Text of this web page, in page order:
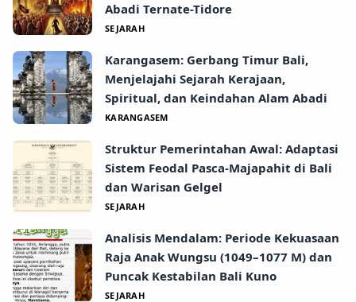
Abadi Ternate-Tidore
SEJARAH
Karangasem: Gerbang Timur Bali,
Menjelajahi Sejarah Kerajaan,
Spiritual, dan Keindahan Alam Abadi
KARANGASEM
Struktur Pemerintahan Awal: Adaptasi
Sistem Feodal Pasca-Majapahit di Bali
dan Warisan Gelgel
SEJARAH
Analisis Mendalam: Periode Kekuasaan
Raja Anak Wungsu (1049–1077 M) dan
Puncak Kestabilan Bali Kuno
SEJARAH